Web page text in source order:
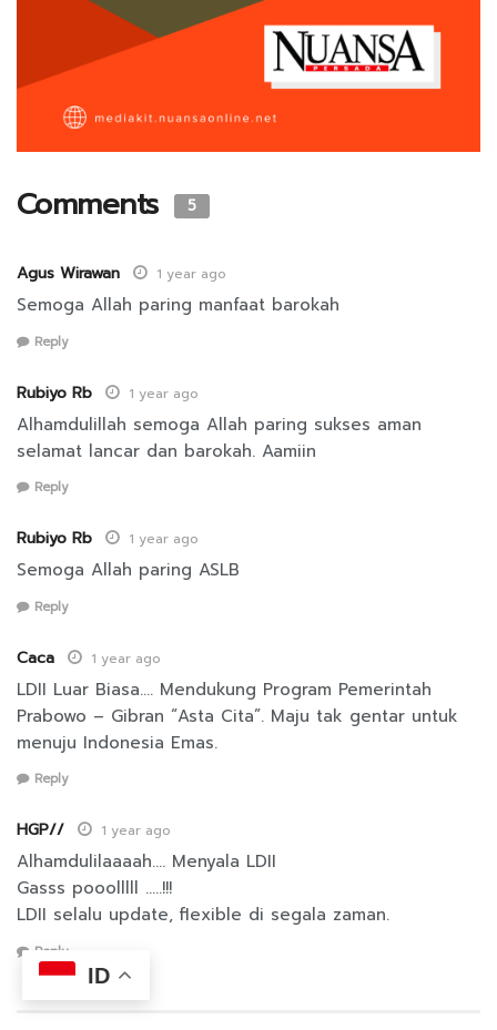
Comments 5
Agus Wirawan 1 year ago
Semoga Allah paring manfaat barokah
Reply
Rubiyo Rb 1 year ago
Alhamdulillah semoga Allah paring sukses aman
selamat lancar dan barokah. Aamiin
Reply
Rubiyo Rb 1 year ago
Semoga Allah paring ASLB
Reply
Caca 1 year ago
LDII Luar Biasa…. Mendukung Program Pemerintah
Prabowo – Gibran “Asta Cita”. Maju tak gentar untuk
menuju Indonesia Emas.
Reply
HGP// 1 year ago
Alhamdulilaaaah…. Menyala LDII
Gasss pooolllll …..!!!
LDII selalu update, flexible di segala zaman.
Reply
ID